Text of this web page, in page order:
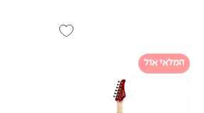
המלאי אזל